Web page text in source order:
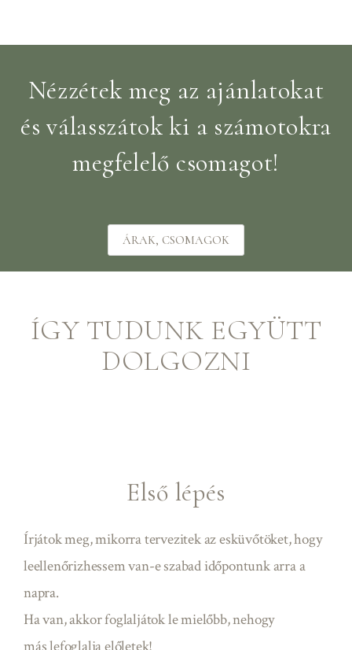
Nézzétek meg az ajánlatokat
és válasszátok ki a számotokra
megfelelő csomagot!
ÁRAK, CSOMAGOK
ÍGY TUDUNK EGYÜTT
DOLGOZNI
Első lépés
Írjátok meg, mikorra tervezitek az esküvőtöket, hogy
leellenőrizhessem van-e szabad időpontunk arra a
napra.
Ha van, akkor foglaljátok le mielőbb, nehogy